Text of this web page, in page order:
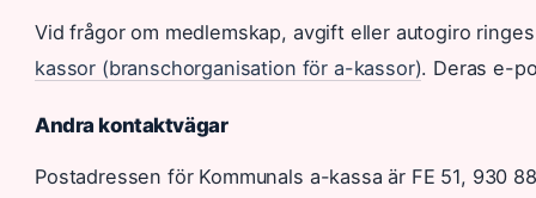
Vid frågor om medlemskap, avgift eller autogiro
kassor (branschorganisation för a-kassor). Deras e-
Andra kontaktvägar
Postadressen för Kommunals a-kassa är FE 51, 930